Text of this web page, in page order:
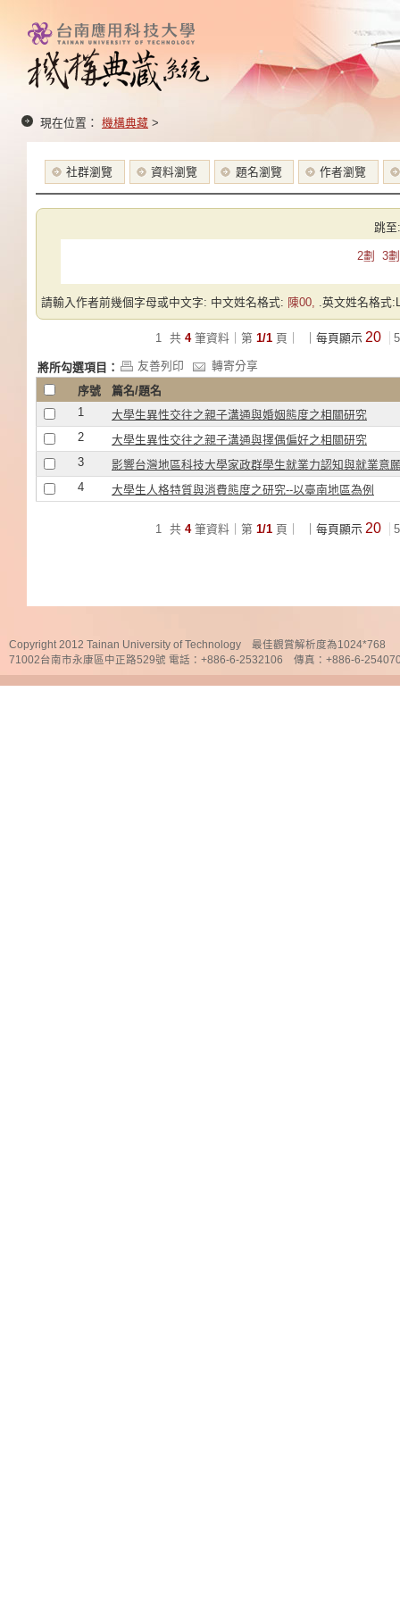
現在位置： 機構典藏 >
社群瀏覽 資料瀏覽 題名瀏覽 作者瀏覽
跳至:
2劃 3劃
請輸入作者前幾個字母或中文字: 中文姓名格式: 陳00, .英文姓名格式
1 共 4 筆資料｜第 1/1 頁｜ ｜每頁顯示 20
將所勾選項目： 友善列印
轉寄分享
序號
篇名/題名
1
大學生異性交往之親子溝通與婚姻態度之相關研究
2
大學生異性交往之親子溝通與擇偶偏好之相關研究
3
影響台灣地區科技大學家政群學生就業力認知與就業意
4
大學生人格特質與消費態度之研究--以臺南地區為例
1 共 4 筆資料｜第 1/1 頁｜ ｜每頁顯示 20
Copyright 2012 Tainan University of Technology 最佳觀賞解析度為1024*768
71002台南市永康區中正路529號 電話：+886-6-2532106 傳真：+886-6-